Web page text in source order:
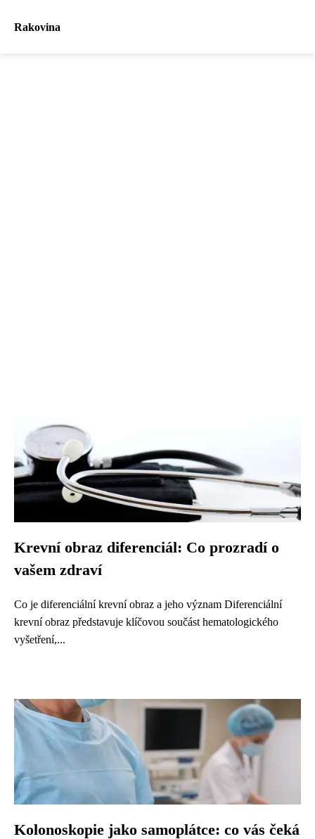
Rakovina
Krevní obraz diferenciál: Co prozradí o
vašem zdraví
Co je diferenciální krevní obraz a jeho význam Diferenciální
krevní obraz představuje klíčovou součást hematologického
vyšetření,...
Kolonoskopie jako samoplátce: co vás čeká